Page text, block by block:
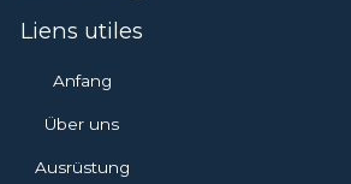
Liens utiles
Anfang
Über uns
Ausrüstung